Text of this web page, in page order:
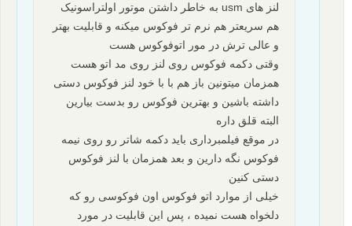
لنز های usm به خاطر داشتن موتور اولتراسونیک
هم سریعتر هم نرم تر فوکوس میکنه و قابلیت بهتر
و عالی ترش در مور اتوفوکوس هست
وقتی دکمه فوکوس روی لنز روی مد اتو هست
همزمان میتونین باز هم با با خود لنز فوکوس دستی
داشته باشین و بهترین فوکوس رو بدست بیارین
البته قلق داره
در موقع فیلمبرداری باید دکمه شاتر رو روی نیمه
فوکوس نگه دارین و بعد همزمان با لنز فوکوس
دستی کنین
خیلی از موارد اتو فوکوس اون فوکوسی رو که
دلخواه هست نمیده ، پس این قابلیت در مورد